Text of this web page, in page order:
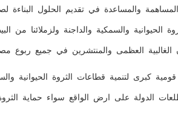
المساهمة والمساعدة في تقديم الحلول
الحيوانية والسمكية والداجنة ولزملائنا
الغالبية العظمى والمنتشرين في جميع ربوع
كبرى لتنمية قطاعات الثروة الحيوانية
الدولة على ارض الواقع سواء حماية الثروة